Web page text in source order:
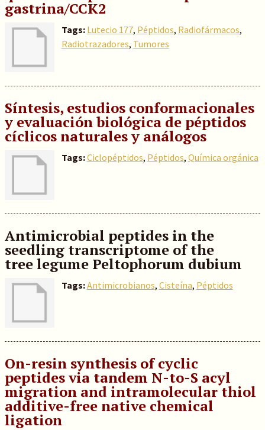
gastrina/CCK2
Tags: Lutecio 177, Péptidos, Radiofármacos,
Radiotrazadores, Tumores
Síntesis, estudios conformacionales
y evaluación biológica de péptidos
cíclicos naturales y análogos
Tags:Ciclopéptidos, Péptidos, Química orgánica
Antimicrobial peptides in the
seedling transcriptome of the
treelegume Peltophorum dubium
Tags:Antimicrobianos, Cisteína, Péptidos
On-resin synthesis of cyclic
peptides via tandem N-to-S acyl
migration and intramolecular thiol
additive-free native chemical
ligation